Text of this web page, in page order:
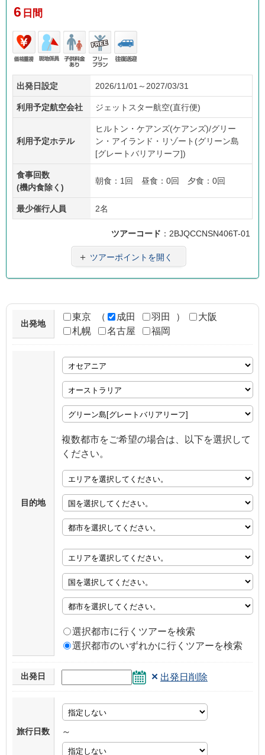
6 日間
価格
重視
現地
係員
子供
あり
フリ
ープ
ラン
往復
送迎
出発日設定 2026/11/01～2027/03/31
利用予定航空会社 ジェットスター航空(直行便)
利用予定ホテル
ヒルトン・ケアンズ(ケアンズ)/グリー
ン・アイランド・リゾート(グリーン島
[グレートバリアリーフ])
食事回数
(機内食除く)
朝食：1回 昼食：0回 夕食：0回
最少催行人員 2名
ツアーコード ：2BJQCCNSN406T-01
＋ ツアーポイントを開く
出発地
東京 （ 成田 羽田 ）
大阪
札幌
名古屋 福岡
目的地
複数都市をご希望の場合は、以下を選択して
ください。
選択都市に行くツアーを検索
選択都市のいずれかに行くツアーを検索
出発日 × 出発日削除
旅行日数 ～